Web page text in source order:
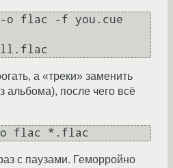
o flac -f you.cue
а «треки» заменить
альбома), после чего всё
с паузами. Геморройно